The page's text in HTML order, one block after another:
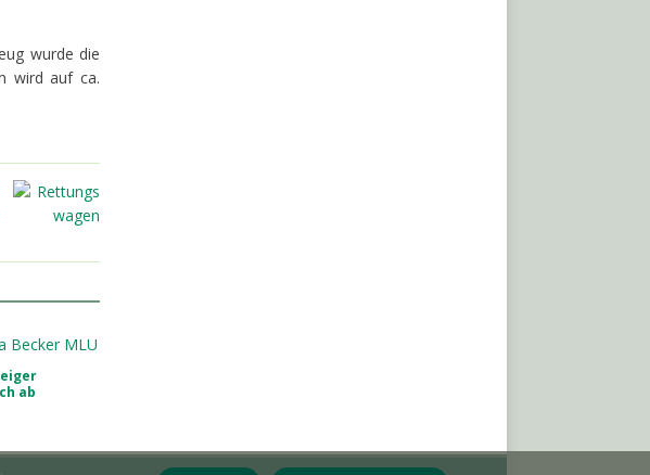
wurde die
wird auf ca.
ab